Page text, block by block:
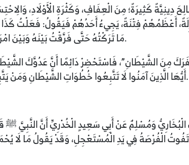
دِينِيَّةً كَثِيرَةً؛ مِنَ الْعِفَافِ، وَكَثْرَةِ الْأَوْلَادِ،
أَعْظَمُهُمْ فِتْنَةً، يَجِيءُ أَحَدُهُمْ فَيَقُولُ: فَعَلْتُ
مَا تَرَكْتُهُ حَتَّى فَرَّقْتُ بَيْنَهُ وَبَيْنَ امْرَأَتِهِ. قَالَ: فَيُدْنِيهِ مِنْهُ وَيَقُولُ: نِعْمَ أَنْتَ، فَيَلْتَزِمُهُ» رَوَاهُ مُسْلِمٌ.
مِنَ الشَّيْطَانِ”، فَاسْتَحْضِرْ دَائِمًا أَنَّ عَدُوَّكَ
أَيُّهَا الَّذِينَ آمَنُوا لَا تَتَّبِعُوا خُطُوَاتِ الشَّيْطَانِ وَمَنْ يَتَّبِعْ خُطُوَاتِ الشَّيْطَانِ فَإِنَّهُ يَأْمُرُ بِالْفَحْشَاءِ وَالْمُنْكَرِ﴾ [النور: 21].
الْبُخَارِيُّ وَمُسْلِمٌ عَنْ أَبِي سَعِيدٍ الْخُدْرِيِّ أَنَّ النَّبِيَّ
تَفُوتُ الْفُرْصَةُ فِي يَدِ الْمُسْتَعْجِلِ، وَقَدْ يَقُولُ مَا لَا